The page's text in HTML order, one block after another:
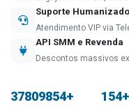
Suporte
Atendimento VIP via
API SMM e Revenda
Descontos massivos
37809854+ 154+